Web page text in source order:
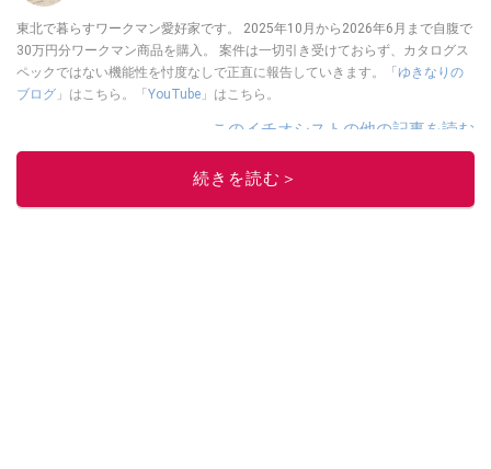
東北で暮らすワークマン愛好家です。 2025年10月から2026年6月まで自腹で
30万円分ワークマン商品を購入。 案件は一切引き受けておらず、カタログス
ペックではない機能性を忖度なしで正直に報告していきます。「 ゆきなりの
ブログ 」はこちら。「 YouTube 」はこちら。
このイチオシストの他の記事を読む
続きを読む＞